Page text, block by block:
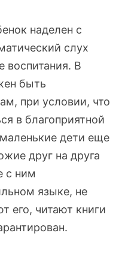
наделен с
слух
воспитания. В
быть
при условии, что
в благоприятной
дети еще
друг на друга
с ним
языке, не
его, читают книги